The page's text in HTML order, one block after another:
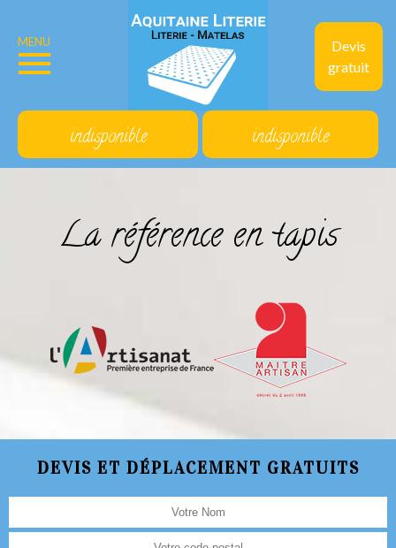
Devis
gratuit
MENU
indisponible indisponible
La référence en tapis
DEVIS ET DÉPLACEMENT GRATUITS